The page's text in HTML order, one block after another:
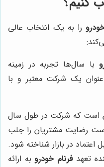
را به یک انتخاب عالی
با سال‌ها تجربه در زمینه
یک شرکت معتبر و با
است که شرکت در طول سال
رضایت مشتریان را جلب
در بازار شناخته شود.
تعهدفرنام خودرو به ارائه